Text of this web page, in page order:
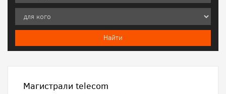
Магистрали telecom